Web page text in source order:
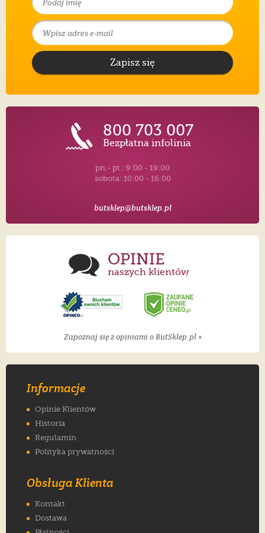
Zapisz się
800 703 007
Bezpłatna infolinia
pn.- pt.: 9:00 - 19:00
sobota: 10:00 - 16:00
butsklep@butsklep.pl
OPINIE
naszych klientów
Zapoznaj się z opiniami o ButSklep.pl »
Informacje
Opinie Klientów
Historia
Regulamin
Polityka prywatności
Obsługa Klienta
Kontakt
Dostawa